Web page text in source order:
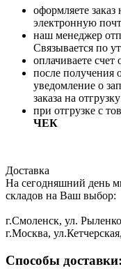
оформляете заказ
электронную
наш менеджер
Связывается по
оплачиваете
после получения
уведомление о
заказа на отгрузку
при отгрузке с
ЧЕК
Доставка
На сегодняшний день
складов на Ваш выбор:
г.Смоленск, ул.
г.Москва,
Способы доставки: